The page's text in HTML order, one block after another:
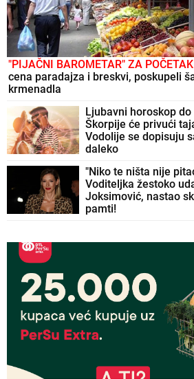
"PIJAČNI BAROMETAR" ZA
cena paradajza i breskvi, poskupeli
krmenadla
Ljubavni horoskop do
Škorpije će privući
Vodolije se dopisuju
daleko
"Niko te ništa nije
Voditeljka žestoko
Joksimović, nastao
pamti!